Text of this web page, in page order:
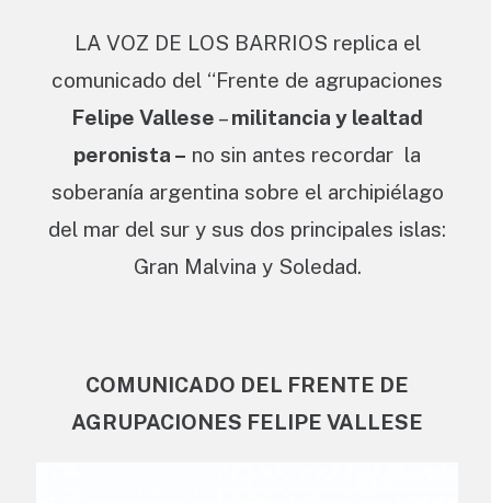
LA VOZ DE LOS BARRIOS replica el
comunicado del “Frente de agrupaciones
Felipe Vallese –militancia y lealtad
peronista – no sin antes recordar la
soberanía argentina sobre el archipiélago
del mar del sur y sus dos principales islas:
Gran Malvina y Soledad.
COMUNICADO DEL FRENTE DE
AGRUPACIONES FELIPE VALLESE